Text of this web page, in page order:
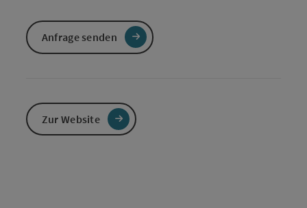
Anfrage senden
Zur Website